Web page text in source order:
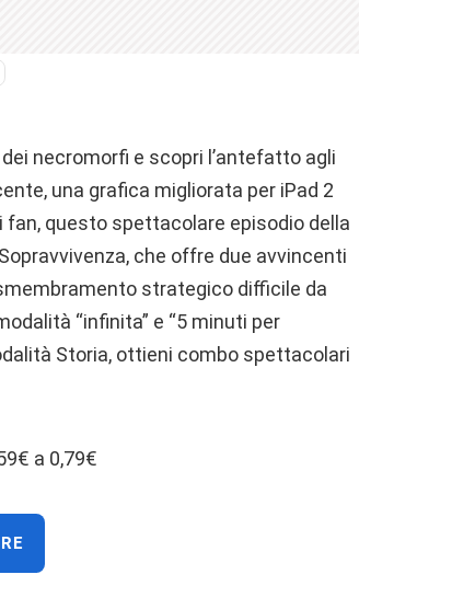
necromorfi e scopri l’antefatto agli
una grafica migliorata per iPad 2
questo spettacolare episodio della
che offre due avvincenti
strategico difficile da
“infinita” e “5 minuti per
Storia, ottieni combo spettacolari
a 0,79€